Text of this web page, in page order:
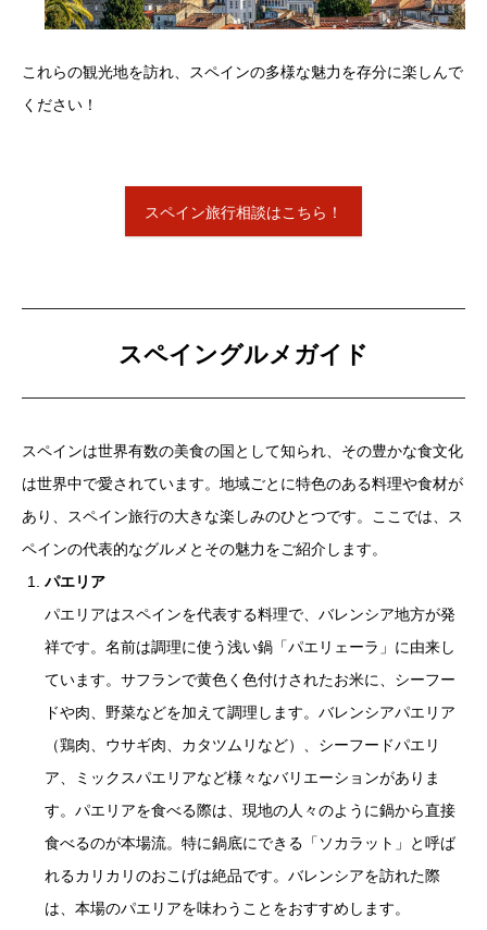
これらの観光地を訪れ、スペインの多様な魅力を存分に楽しんで
ください！
スペイン旅行相談はこちら！
スペイングルメガイド
スペインは世界有数の美食の国として知られ、その豊かな食文化
は世界中で愛されています。地域ごとに特色のある料理や食材が
あり、スペイン旅行の大きな楽しみのひとつです。ここでは、ス
ペインの代表的なグルメとその魅力をご紹介します。
パエリア
パエリアはスペインを代表する料理で、バレンシア地方が発
祥です。名前は調理に使う浅い鍋「パエリェーラ」に由来し
ています。サフランで黄色く色付けされたお米に、シーフー
ドや肉、野菜などを加えて調理します。バレンシアパエリア
（鶏肉、ウサギ肉、カタツムリなど）、シーフードパエリ
ア、ミックスパエリアなど様々なバリエーションがありま
す。パエリアを食べる際は、現地の人々のように鍋から直接
食べるのが本場流。特に鍋底にできる「ソカラット」と呼ば
れるカリカリのおこげは絶品です。バレンシアを訪れた際
は、本場のパエリアを味わうことをおすすめします。